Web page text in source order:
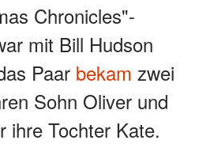
Chronicles"-
mit Bill Hudson
Paar bekam zwei
Sohn Oliver und
ihre Tochter Kate.